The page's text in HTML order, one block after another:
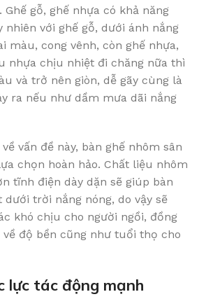
Ghế gỗ, ghế nhựa có khả năng
với ghế gỗ, dưới ánh nắng
màu, cong vênh, còn ghế nhựa,
nhựa chịu nhiệt đi chăng nữa thì
và trở nên giòn, dễ gãy cùng là
ra nếu như dầm mưa dãi nắng
vấn đề này, bàn ghế nhôm sân
chọn hoàn hảo. Chất liệu nhôm
tĩnh điện dày dặn sẽ giúp bàn
trời nắng nóng, do vậy sẽ
khó chịu cho người ngồi, đồng
độ bền cũng như tuổi thọ cho
lực tác động mạnh